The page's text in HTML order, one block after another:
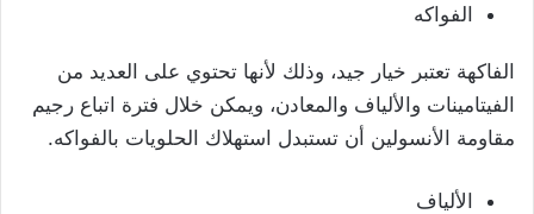
الفواكه
الفاكهة تعتبر خيار جيد، وذلك لأنها تحتوي على العديد من
الفيتامينات والألياف والمعادن، ويمكن خلال فترة اتباع رجيم
مقاومة الأنسولين أن تستبدل استهلاك الحلويات بالفواكه.
الألياف